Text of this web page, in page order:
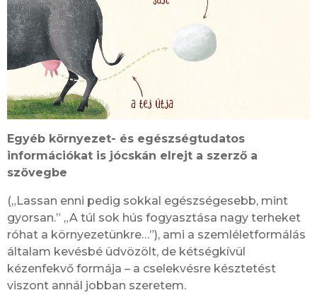
Egyéb környezet- és egészségtudatos
információkat is jócskán elrejt a szerző a
szövegbe
(„Lassan enni pedig sokkal egészségesebb, mint
gyorsan.” „A túl sok hús fogyasztása nagy terheket
róhat a környezetünkre…”), ami a szemléletformálás
általam kevésbé üdvözölt, de kétségkívül
kézenfekvő formája – a cselekvésre késztetést
viszont annál jobban szeretem.